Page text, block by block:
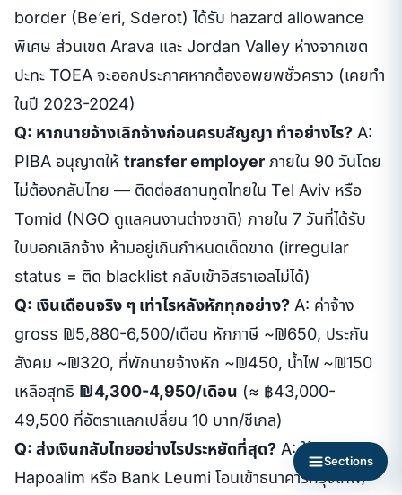
border (Be’eri, Sderot) ได้รับ hazard allowance
พิเศษ ส่วนเขต Arava และ Jordan Valley ห่างจากเขต
ปะทะ TOEA จะออกประกาศหากต้องอพยพชั่วคราว (เคยทำ
ในปี 2023-2024)
Q: หากนายจ้างเลิกจ้างก่อนครบสัญญา ทำอย่างไร? A:
PIBA อนุญาตให้ transfer employer ภายใน 90 วันโดย
ไม่ต้องกลับไทย — ติดต่อสถานทูตไทยใน Tel Aviv หรือ
Tomid (NGO ดูแลคนงานต่างชาติ) ภายใน 7 วันที่ได้รับ
ใบบอกเลิกจ้าง ห้ามอยู่เกินกำหนดเด็ดขาด (irregular
status = ติด blacklist กลับเข้าอิสราเอลไม่ได้)
Q: เงินเดือนจริง ๆ เท่าไรหลังหักทุกอย่าง? A: ค่าจ้าง
gross ₪5,880-6,500/เดือน หักภาษี ~₪650, ประกัน
สังคม ~₪320, ที่พักนายจ้างหัก ~₪450, น้ำไฟ ~₪150
เหลือสุทธิ ₪4,300-4,950/เดือน (≈ ฿43,000-
49,500 ที่อัตราแลกเปลี่ยน 10 บาท/ชีเกล)
Q: ส่งเงินกลับไทยอย่างไรประหยัดที่สุด? A: ใช้ Bank
Hapoalim หรือ Bank Leumi โอนเข้าธนาคารกรุงเทพ/
Sections